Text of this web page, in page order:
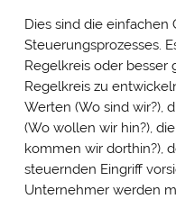
Dies sind die einfachen
Steuerungsprozesses.
Regelkreis oder besser
Regelkreis zu
Werten (Wo sind wir?),
(Wo wollen wir hin?),
kommen wir dorthin?),
steuernden Eingriff
Unternehmer werden